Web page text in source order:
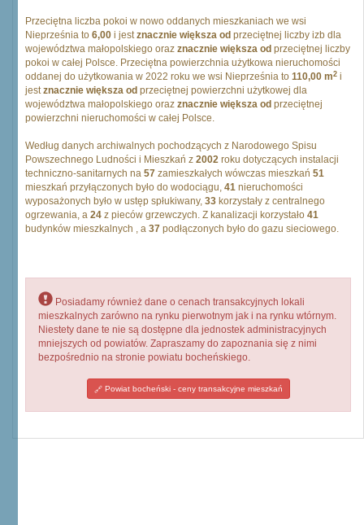
Przeciętna liczba pokoi w nowo oddanych mieszkaniach we wsi
Nieprześnia to 6,00 i jestznacznie większa od przeciętnej liczby izb dla
województwa małopolskiego oraz znacznie większa od przeciętnej liczby
pokoi w całej Polsce. Przeciętna powierzchnia użytkowa nieruchomości
oddanej do użytkowania w 2022 roku we wsi Nieprześnia to 110,00 m2 i
jestznacznie większa od przeciętnej powierzchni użytkowej dla
województwa małopolskiego oraz znacznie większa od przeciętnej
powierzchni nieruchomości w całej Polsce.
Według danych archiwalnych pochodzących z Narodowego Spisu
Powszechnego Ludności i Mieszkań z 2002 roku dotyczących instalacji
techniczno-sanitarnych na 57 zamieszkałych wówczas mieszkań 51
mieszkań przyłączonych było do wodociągu, 41 nieruchomości
wyposażonych było w ustęp spłukiwany, 33 korzystały z centralnego
ogrzewania, a 24 z pieców grzewczych. Z kanalizacji korzystało 41
budynków mieszkalnych , a 37 podłączonych było do gazu sieciowego.
Posiadamy również dane o cenach transakcyjnych lokali
mieszkalnych zarówno na rynku pierwotnym jak i na rynku wtórnym.
Niestety dane te nie są dostępne dla jednostek administracyjnych
mniejszych od powiatów. Zapraszamy do zapoznania się z nimi
bezpośrednio na stronie powiatu bocheńskiego.
Powiat bocheński - ceny transakcyjne mieszkań